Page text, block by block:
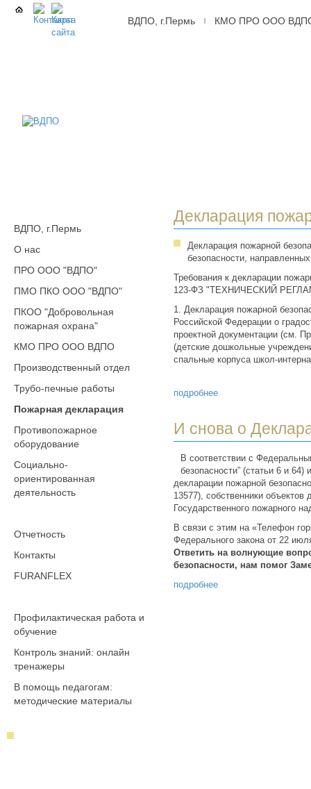
ВДПО, г.Пермь КМО ПРО ООО
ВДПО, г.Пермь
О нас
ПРО ООО "ВДПО"
ПМО ПКО ООО "ВДПО"
ПКОО "Добровольная
пожарная охрана"
КМО ПРО ООО ВДПО
Производственный отдел
Трубо-печные работы
Пожарная декларация
Противопожарное
оборудование
Социально-
ориентированная
деятельность
Отчетность
Контакты
FURANFLEX
Профилактическая работа и
обучение
Контроль знаний: онлайн
тренажеры
В помощь педагогам:
методические материалы
Декларация
Декларация пожарной
безопасности,
Требования к декларации
123-ФЗ "ТЕХНИЧЕСКИЙ
1. Декларация пожарной
Российской Федерации о
проектной документации (см.
(детские дошкольные
спальные корпуса школ-
подробнее
И снова о
В соответствии с
безопасности” (статьи 6 и
декларации пожарной
13577), собственники объектов
Государственного пожарного
В связи с этим на «Телефон
Федерального закона от 22
Ответить на волнующие
безопасности, нам помог
подробнее